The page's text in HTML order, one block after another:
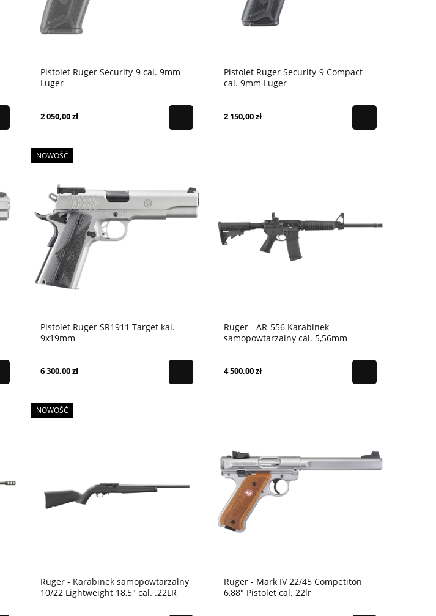
Pistolet Ruger Security-9 cal. 9mm
Luger
2 050,00 zł
Pistolet Ruger Security-9 Compact
cal. 9mm Luger
2 150,00 zł
Pistolet Ruger SR1911 Target kal.
9x19mm
6 300,00 zł
NOWOŚĆ
Ruger - AR-556 Karabinek
samopowtarzalny cal. 5,56mm
4 500,00 zł
Ruger - Karabinek samopowtarzalny
10/22 Lightweight 18,5" cal. .22LR
NOWOŚĆ
Ruger - Mark IV 22/45 Competiton
6,88" Pistolet cal. 22lr